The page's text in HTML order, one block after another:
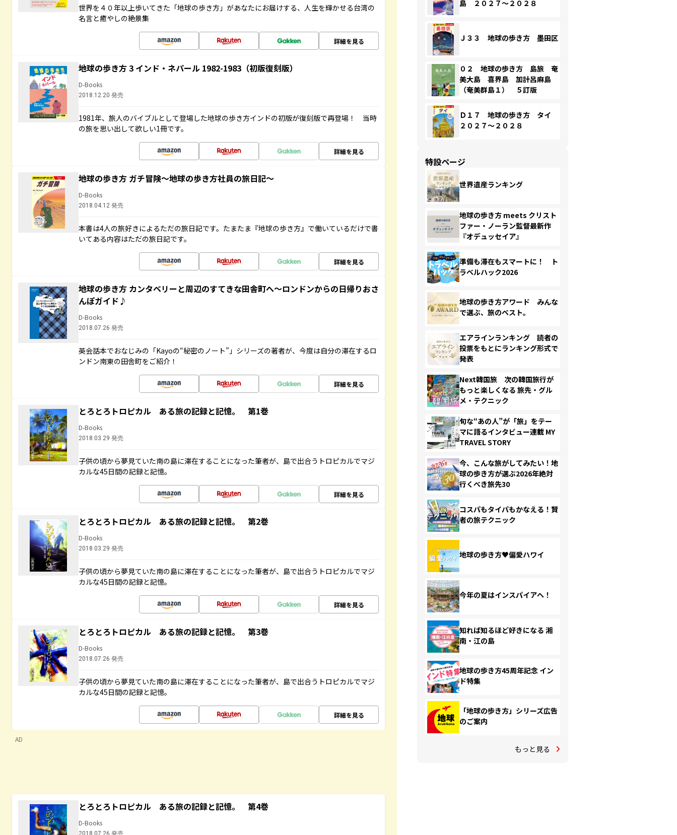
世界を４０年以上歩いてきた「地球の歩き方」があなたにお届けする、人生を輝かせる台湾の
名言と癒やしの絶景集
詳細を見る
地球の歩き方 3 インド・ネパール 1982-1983（初版復刻版）
D-Books
2018.12.20 発売
1981年、旅人のバイブルとして登場した地球の歩き方インドの初版が復刻版で再登場！ 当時
の旅を思い出して欲しい1冊です。
詳細を見る
地球の歩き方 ガチ冒険～地球の歩き方社員の旅日記～
D-Books
2018.04.12 発売
本書は4人の旅好きによるただの旅日記です。たまたま『地球の歩き方』で働いているだけで書
いてある内容はただの旅日記です。
詳細を見る
地球の歩き方 カンタベリーと周辺のすてきな田舎町へ～ロンドンからの日帰りおさ
んぽガイド♪
D-Books
2018.07.26 発売
英会話本でおなじみの「Kayoの“秘密のノート”」シリーズの著者が、今度は自分の滞在するロ
ンドン南東の田舎町をご紹介！
詳細を見る
とろとろトロピカル ある旅の記録と記憶。 第1巻
D-Books
2018.03.29 発売
子供の頃から夢見ていた南の島に滞在することになった筆者が、島で出合うトロピカルでマジ
カルな45日間の記録と記憶。
詳細を見る
とろとろトロピカル ある旅の記録と記憶。 第2巻
D-Books
2018.03.29 発売
子供の頃から夢見ていた南の島に滞在することになった筆者が、島で出合うトロピカルでマジ
カルな45日間の記録と記憶。
詳細を見る
とろとろトロピカル ある旅の記録と記憶。 第3巻
D-Books
2018.07.26 発売
子供の頃から夢見ていた南の島に滞在することになった筆者が、島で出合うトロピカルでマジ
カルな45日間の記録と記憶。
詳細を見る
AD
とろとろトロピカル ある旅の記録と記憶。 第4巻
D-Books
2018.07.26 発売
島 ２０２７～２０２８
Ｊ３３ 地球の歩き方 墨田区
０２ 地球の歩き方 島旅 奄
美大島 喜界島 加計呂麻島
（奄美群島１） ５訂版
Ｄ１７ 地球の歩き方 タイ
２０２７～２０２８
特設ページ
世界遺産ランキング
地球の歩き方 meets クリスト
ファー・ノーラン監督最新作
『オデュッセイア』
準備も滞在もスマートに！ ト
ラベルハック2026
地球の歩き方アワード みんな
で選ぶ、旅のベスト。
エアラインランキング 読者の
投票をもとにランキング形式で
発表
Next韓国旅 次の韓国旅行が
もっと楽しくなる 旅先・グル
メ・テクニック
旬な“あの人”が「旅」をテー
マに語るインタビュー連載 MY
TRAVEL STORY
今、こんな旅がしてみたい！地
球の歩き方が選ぶ2026年絶対
行くべき旅先30
コスパもタイパもかなえる！賢
者の旅テクニック
地球の歩き方♥偏愛ハワイ
今年の夏はインスパイアへ！
知れば知るほど好きになる 湘
南・江の島
地球の歩き方45周年記念 イン
ド特集
「地球の歩き方」シリーズ広告
のご案内
もっと見る